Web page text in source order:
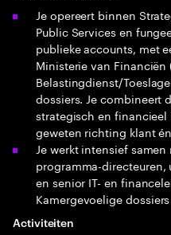
Je opereert binnen
Public Services en
publieke accounts, met
Ministerie van Financiën
Belastingdienst/
dossiers. Je combineert
strategisch en
geweten richting klant
Je werkt intensief samen
programma-
en senior IT- en
Kamergevoelige
Activiteiten